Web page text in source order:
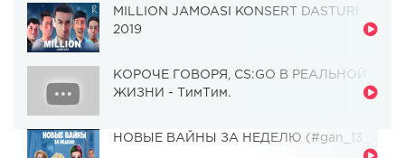
MILLION JAMOASI KONSERT DASTURI
2019
КОРОЧЕ ГОВОРЯ, CS:GO В РЕАЛЬНОЙ
ЖИЗНИ - ТимТим.
НОВЫЕ ВАЙНЫ ЗА НЕДЕЛЮ (#gan_13_)